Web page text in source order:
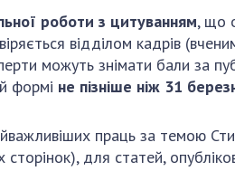
роботи з цитуванням, що
відділом кадрів
можуть знімати бали за
формі не пізніше ніж 31
праць за темою
для статей,